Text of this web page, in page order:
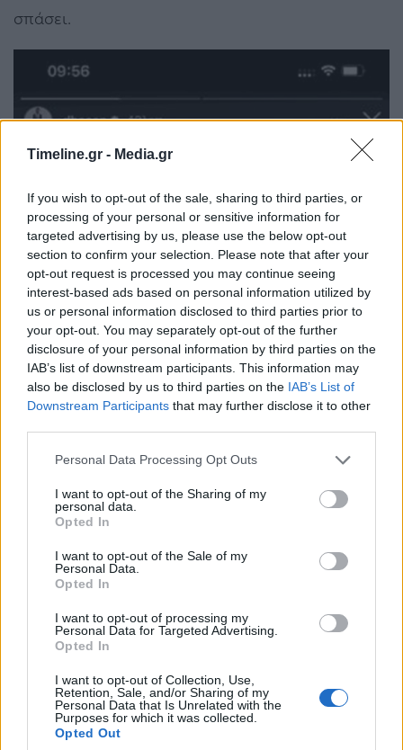
Timeline.gr - Media.gr
If you wish to opt-out of the sale, sharing to third parties, or
processing of your personal or sensitive information for
targeted advertising by us, please use the below opt-out
section to confirm your selection. Please note that after your
opt-out request is processed you may continue seeing
interest-based ads based on personal information utilized by
us or personal information disclosed to third parties prior to
your opt-out. You may separately opt-out of the further
disclosure of your personal information by third parties on the
IAB’s list of downstream participants. This information may
also be disclosed by us to third parties on the IAB’s List of
Downstream Participants that may further disclose it to other
Personal Data Processing Opt Outs
I want to opt-out of the Sharing of my
personal data.
Opted In
I want to opt-out of the Sale of my
Personal Data.
Opted In
I want to opt-out of processing my
Personal Data for Targeted Advertising.
Opted In
I want to opt-out of Collection, Use,
Retention, Sale, and/or Sharing of my
Personal Data that Is Unrelated with the
Purposes for which it was collected.
Opted Out
σπάσει.